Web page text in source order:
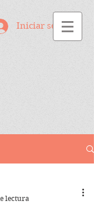
Iniciar sesión
lectura